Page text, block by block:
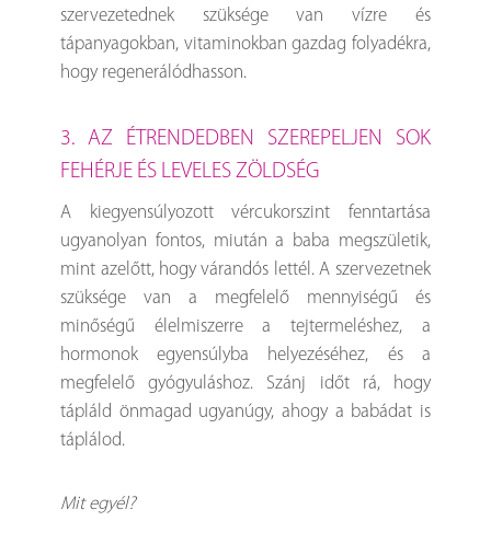
szervezetednek szüksége van vízre és
tápanyagokban, vitaminokban gazdag folyadékra,
hogy regenerálódhasson.
3. AZ ÉTRENDEDBEN SZEREPELJEN SOK
FEHÉRJE ÉS LEVELES ZÖLDSÉG
A kiegyensúlyozott vércukorszint fenntartása
ugyanolyan fontos, miután a baba megszületik,
mint azelőtt, hogy várandós lettél. A szervezetnek
szüksége van a megfelelő mennyiségű és
minőségű élelmiszerre a tejtermeléshez, a
hormonok egyensúlyba helyezéséhez, és a
megfelelő gyógyuláshoz. Szánj időt rá, hogy
tápláld önmagad ugyanúgy, ahogy a babádat is
táplálod.
Mit egyél?